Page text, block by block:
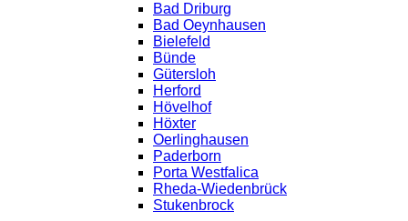
Bad Driburg
Bad Oeynhausen
Bielefeld
Bünde
Gütersloh
Herford
Hövelhof
Höxter
Oerlinghausen
Paderborn
Porta Westfalica
Rheda-Wiedenbrück
Stukenbrock